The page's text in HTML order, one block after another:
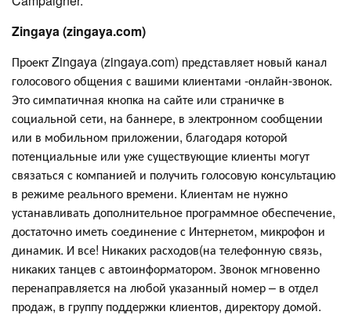
Zingaya (zingaya.com)
Проект Zingaya (zingaya.com) представляет новый канал
голосового общения с вашими клиентами -онлайн-звонок.
Это симпатичная кнопка на сайте или страничке в
социальной сети, на баннере, в электронном сообщении
или в мобильном приложении, благодаря которой
потенциальные или уже существующие клиенты могут
связаться с компанией и получить голосовую консультацию
в режиме реального времени. Клиентам не нужно
устанавливать дополнительное программное обеспечение,
достаточно иметь соединение с Интернетом, микрофон и
динамик. И все! Никаких расходов(на телефонную связь,
никаких танцев с автоинформатором. Звонок мгновенно
перенаправляется на любой указанный номер – в отдел
продаж, в группу поддержки клиентов, директору домой.